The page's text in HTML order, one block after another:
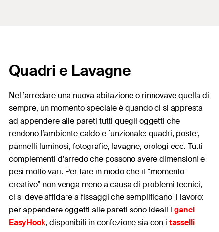
Quadri e Lavagne
Nell’arredare una nuova abitazione o rinnovave quella di
sempre, un momento speciale è quando ci si appresta
ad appendere alle pareti tutti quegli oggetti che
rendono l’ambiente caldo e funzionale: quadri, poster,
pannelli luminosi, fotografie, lavagne, orologi ecc. Tutti
complementi d’arredo che possono avere dimensioni e
pesi molto vari. Per fare in modo che il “momento
creativo” non venga meno a causa di problemi tecnici,
ci si deve affidare a fissaggi che semplificano il lavoro:
per appendere oggetti alle pareti sono ideali i ganci
EasyHook, disponibili in confezione sia con i tasselli